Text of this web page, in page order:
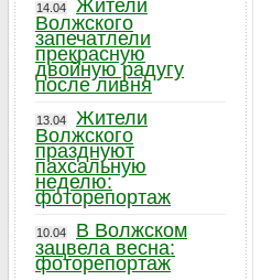
14.04
Жители
Волжского
запечатлели
прекрасную
двойную радугу
после ливня
13.04
Жители
Волжского
празднуют
пахсальную
неделю:
фоторепортаж
10.04
В Волжском
зацвела весна:
фоторепортаж